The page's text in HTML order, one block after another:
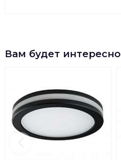
Вам будет интересно